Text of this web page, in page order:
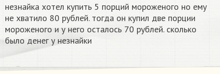
незнайка хотел купить 5 порций мороженого но ему
не хватило 80 рублей. тогда он купил две порции
мороженого и у него осталось 70 рублей. сколько
было денег у незнайки